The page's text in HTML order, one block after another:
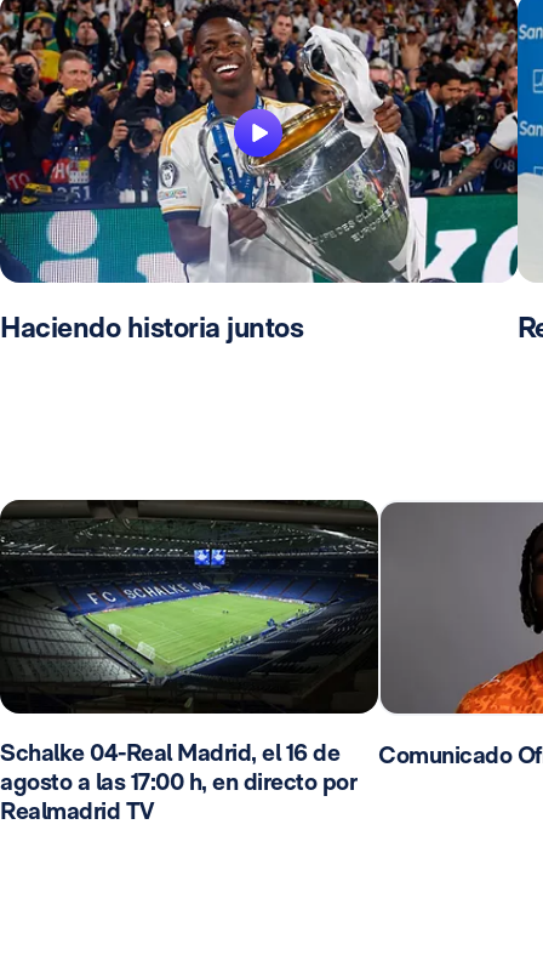
Haciendo historia juntos
Schalke 04-Real Madrid, el 16 de
agosto a las 17:00 h, en directo por
Realmadrid TV
Comunicado